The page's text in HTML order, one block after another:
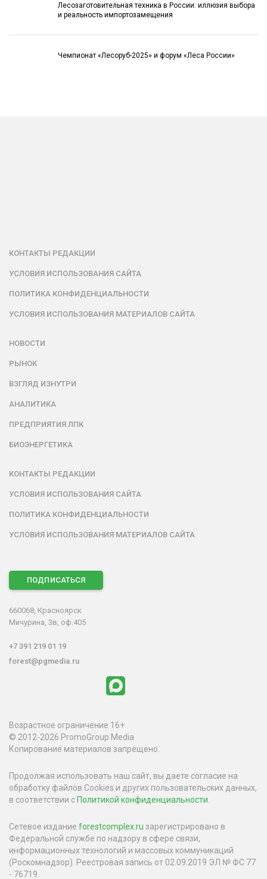
Лесозаготовительная техника в России: иллюзия выбора
и реальность импортозамещения
Чемпионат «Лесоруб-2025» и форум «Леса России»
КОНТАКТЫ РЕДАКЦИИ
УСЛОВИЯ ИСПОЛЬЗОВАНИЯ САЙТА
ПОЛИТИКА КОНФИДЕНЦИАЛЬНОСТИ
УСЛОВИЯ ИСПОЛЬЗОВАНИЯ МАТЕРИАЛОВ САЙТА
НОВОСТИ
РЫНОК
ВЗГЛЯД ИЗНУТРИ
АНАЛИТИКА
ПРЕДПРИЯТИЯ ЛПК
БИОЭНЕРГЕТИКА
КОНТАКТЫ РЕДАКЦИИ
УСЛОВИЯ ИСПОЛЬЗОВАНИЯ САЙТА
ПОЛИТИКА КОНФИДЕНЦИАЛЬНОСТИ
УСЛОВИЯ ИСПОЛЬЗОВАНИЯ МАТЕРИАЛОВ САЙТА
ПОДПИСАТЬСЯ
660068, Красноярск
Мичурина, 3в, оф.405
+7 391 219 01 19
forest@pgmedia.ru
Возрастное ограничение 16+
© 2012-2026 PromoGroup Media
Копирование материалов запрещено.
Продолжая использовать наш сайт, вы даете согласие на
обработку файлов Cookies и других пользовательских данных,
в соответствии сПолитикой конфиденциальности
Сетевое издание forestcomplex.ru зарегистрировано в
Федеральной службе по надзору в сфере связи,
информационных технологий и массовых коммуникаций
(Роскомнадзор). Реестровая запись от 02.09.2019 ЭЛ № ФС 77
- 76719.